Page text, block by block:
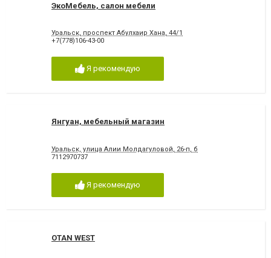
ЭкоМебель, салон мебели
Уральск, проспект Абулхаир Хана, 44/1
+7(778)106-43-00
Я рекомендую
Янгуан, мебельный магазин
Уральск, улица Алии Молдагуловой, 26-п, б
7112970737
Я рекомендую
OTAN WEST